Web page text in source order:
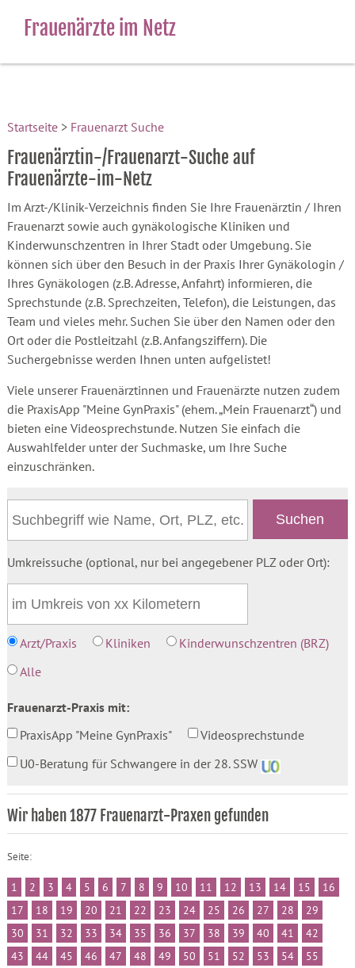
Frauenärzte im Netz
Startseite> Frauenarzt Suche
Frauenärztin-/Frauenarzt-Suche auf
Frauenärzte-im-Netz
Im Arzt-/Klinik-Verzeichnis finden Sie Ihre Frauenärztin / Ihren
Frauenarzt sowie auch gynäkologische Kliniken und
Kinderwunschzentren in Ihrer Stadt oder Umgebung. Sie
können sich über den Besuch in der Praxis Ihrer Gynäkologin /
Ihres Gynäkologen (z.B. Adresse, Anfahrt) informieren, die
Sprechstunde (z.B. Sprechzeiten, Telefon), die Leistungen, das
Team und vieles mehr. Suchen Sie über den Namen oder den
Ort oder die Postleitzahl (z.B. Anfangsziffern). Die
Suchergebnisse werden Ihnen unten aufgelistet!
Viele unserer Frauenärztinnen und Frauenärzte nutzen zudem
die PraxisApp "Meine GynPraxis" (ehem. „Mein Frauenarzt“) und
bieten eine Videosprechstunde. Nutzen Sie einfach die
Auswahlfelder unter der Suchmaske, um Ihre Suche
einzuschränken.
Umkreissuche (optional, nur bei angegebener PLZ oder Ort):
Arzt/Praxis Kliniken
Kinderwunschzentren (BRZ)
Alle
Frauenarzt-Praxis mit:
PraxisApp "Meine GynPraxis"
Videosprechstunde
U0-Beratung für Schwangere in der 28. SSW
Wir haben 1877 Frauenarzt-Praxen gefunden
Seite:
1 2 3 4 5 6 7 8 9 10 11 12 13 14 15
16
17
18 19 20 21 22 23 24 25 26 27 28
29
30
31 32 33 34 35 36 37 38 39 40 41
42
43
44 45 46 47 48 49 50 51 52 53 54
55